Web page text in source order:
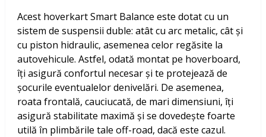
Acest hoverkart Smart Balance este dotat cu un
sistem de suspensii duble: atât cu arc metalic, cât și
cu piston hidraulic, asemenea celor regăsite la
autovehicule. Astfel, odată montat pe hoverboard,
îți asigură confortul necesar și te protejează de
șocurile eventualelor denivelări. De asemenea,
roata frontală, cauciucată, de mari dimensiuni, îți
asigură stabilitate maximă și se dovedește foarte
utilă în plimbările tale off-road, dacă este cazul.